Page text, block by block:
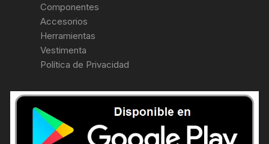
Componentes
Accesorios
Herramientas
Vestimenta
Política de Privacidad